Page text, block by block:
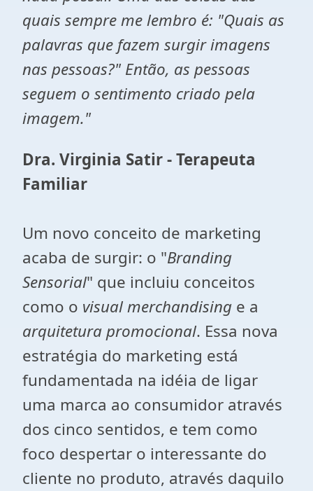
quais sempre me lembro é: "Quais as
palavras que fazem surgir imagens
nas pessoas?" Então, as pessoas
seguem o sentimento criado pela
imagem."
Dra. Virginia Satir - Terapeuta
Familiar
Um novo conceito de marketing
acaba de surgir: o "Branding
Sensorial" que incluiu conceitos
como o visual merchandising e a
arquitetura promocional. Essa nova
estratégia do marketing está
fundamentada na idéia de ligar
uma marca ao consumidor através
dos cinco sentidos, e tem como
foco despertar o interessante do
cliente no produto, através daquilo